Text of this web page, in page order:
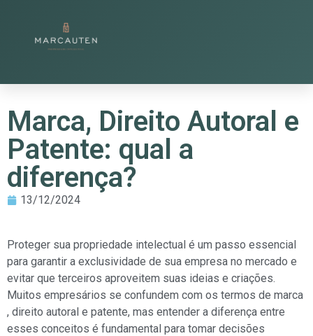
Marca, Direito Autoral e
Patente: qual a
diferença?
13/12/2024
Proteger sua propriedade intelectual é um passo essencial
para garantir a exclusividade de sua empresa no mercado e
evitar que terceiros aproveitem suas ideias e criações.
Muitos empresários se confundem com os termos de marca
, direito autoral e patente, mas entender a diferença entre
esses conceitos é fundamental para tomar decisões